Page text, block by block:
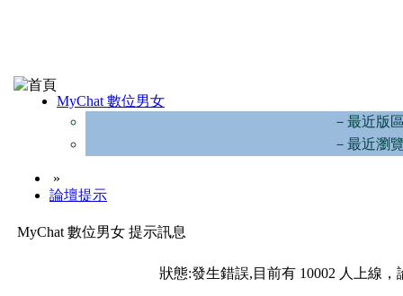
MyChat 數位男女
－最近版
－最近瀏
»
論壇提示
MyChat 數位男女 提示訊息
狀態:發生錯誤,目前有 10002 人上線